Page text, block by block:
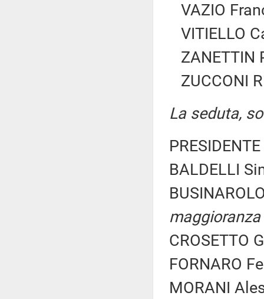
VAZIO
VITIELLO
ZANETTIN
ZUCCONI
La seduta,
BALDELLI
CROSETTO
FORNARO
MORANI